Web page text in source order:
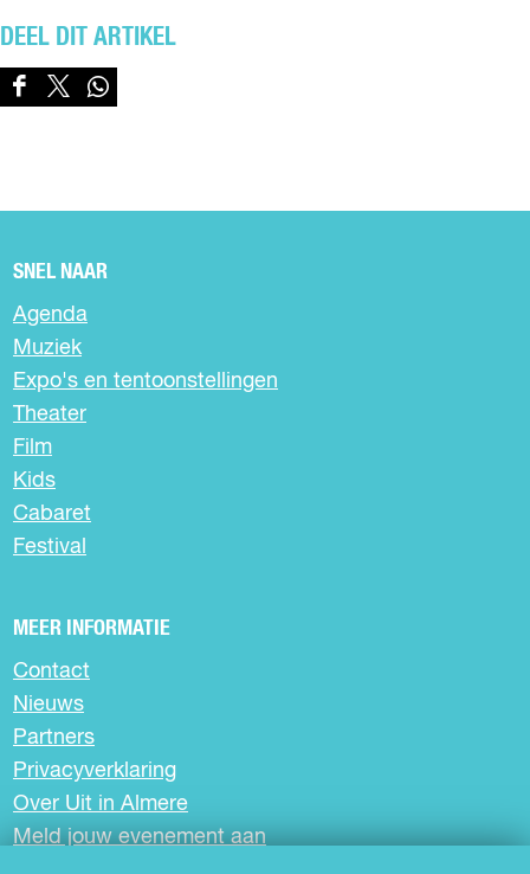
DEEL DIT ARTIKEL
D
e
p
g
i
n
a
o
p
F
a
b
o
k
D
e
p
g
i
n
X
D
e
i
s
SNEL NAAR
Agenda
Muziek
Expo's en tentoonstellingen
Theater
Film
Kids
Cabaret
Festival
MEER INFORMATIE
Contact
Nieuws
Partners
Privacyverklaring
Over Uit in Almere
Meld jouw evenement aan